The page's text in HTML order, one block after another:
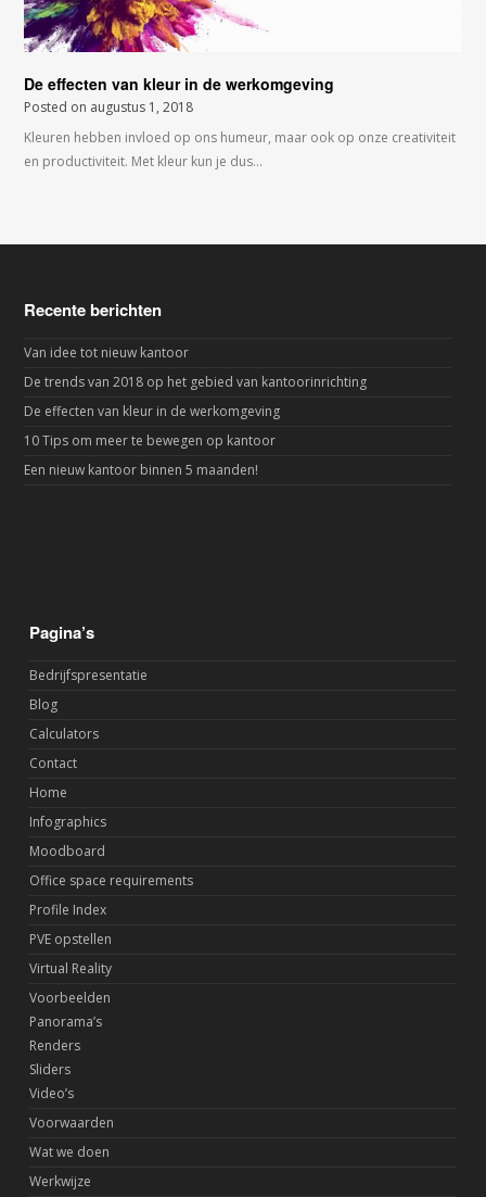
De effecten van kleur in de werkomgeving
Posted on augustus 1, 2018
Kleuren hebben invloed op ons humeur, maar ook op onze creativiteit
en productiviteit. Met kleur kun je dus…
Recente berichten
Van idee tot nieuw kantoor
De trends van 2018 op het gebied van kantoorinrichting
De effecten van kleur in de werkomgeving
10 Tips om meer te bewegen op kantoor
Een nieuw kantoor binnen 5 maanden!
Pagina’s
Bedrijfspresentatie
Blog
Calculators
Contact
Home
Infographics
Moodboard
Office space requirements
Profile Index
PVE opstellen
Virtual Reality
Voorbeelden
Panorama’s
Renders
Sliders
Video’s
Voorwaarden
Wat we doen
Werkwijze